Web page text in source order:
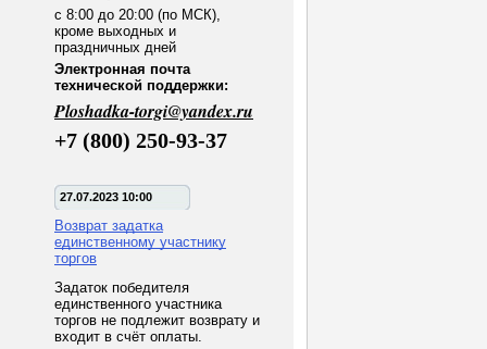
с 8:00 до 20:00 (по МСК),
кроме выходных и
праздничных дней
Электронная почта
технической поддержки:
Ploshadka-torgi@yandex.ru
+7 (800) 250-93-37
27.07.2023 10:00
Возврат задатка
единственному участнику
торгов
Задаток победителя
единственного участника
торгов не подлежит возврату и
входит в счёт оплаты.